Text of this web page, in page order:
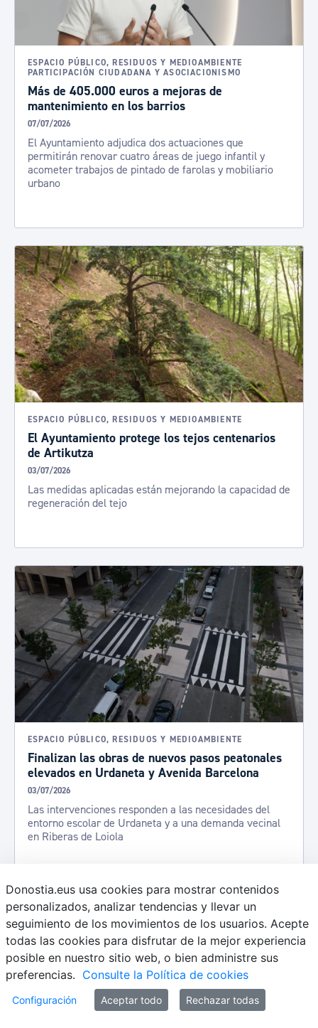
ESPACIO PÚBLICO, RESIDUOS Y MEDIOAMBIENTE
PARTICIPACIÓN CIUDADANA Y ASOCIACIONISMO
Más de 405.000 euros a mejoras de
mantenimiento en los barrios
07/07/2026
El Ayuntamiento adjudica dos actuaciones que
permitirán renovar cuatro áreas de juego infantil y
acometer trabajos de pintado de farolas y mobiliario
urbano
ESPACIO PÚBLICO, RESIDUOS Y MEDIOAMBIENTE
El Ayuntamiento protege los tejos centenarios
de Artikutza
03/07/2026
Las medidas aplicadas están mejorando la capacidad de
regeneración del tejo
ESPACIO PÚBLICO, RESIDUOS Y MEDIOAMBIENTE
Finalizan las obras de nuevos pasos peatonales
elevados en Urdaneta y Avenida Barcelona
03/07/2026
Las intervenciones responden a las necesidades del
entorno escolar de Urdaneta y a una demanda vecinal
en Riberas de Loiola
Donostia.eus usa cookies para mostrar contenidos
personalizados, analizar tendencias y llevar un
seguimiento de los movimientos de los usuarios. Acepte
todas las cookies para disfrutar de la mejor experiencia
posible en nuestro sitio web, o bien administre sus
preferencias. Consulte la Política de cookies
Configuración Aceptar todo Rechazar todas